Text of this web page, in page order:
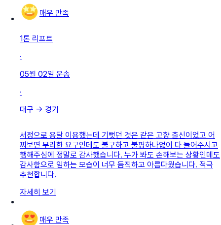
매우 만족
1톤 리프트
·
05월 02일 운송
·
대구 → 경기
서정으로 용달 이용했는데 기뻣던 것은 같은 고향 출신이었고 어
찌보면 무리한 요구인데도 불구하고 불평하나없이 다 들어주시고
행해주심에 정말로 감사했습니다. 누가 봐도 손해보는 상황인데도
감사함으로 임하는 모습이 너무 듬직하고 아름다웠습니다. 적극
추천합니다.
자세히 보기
매우 만족